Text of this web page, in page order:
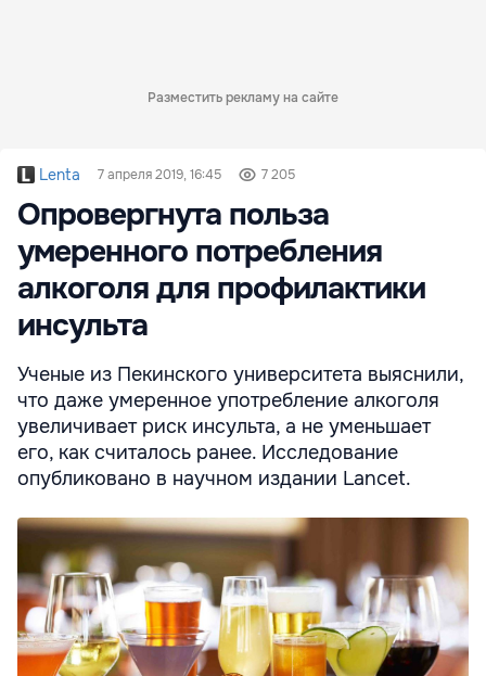
Разместить рекламу на сайте
Lenta 7 апреля 2019, 16:45 7 205
Опровергнута польза
умеренного потребления
алкоголя для профилактики
инсульта
Ученые из Пекинского университета выяснили,
что даже умеренное употребление алкоголя
увеличивает риск инсульта, а не уменьшает
его, как считалось ранее. Исследование
опубликовано в научном издании Lancet.